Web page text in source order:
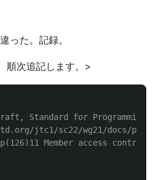
った。記録。
順次追記します。>
Standard for Programming
jtc1/sc22/wg21/docs/